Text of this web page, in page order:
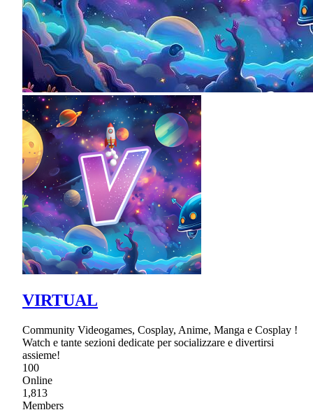
VIRTUAL
Community Videogames, Cosplay, Anime, Manga e Cosplay !
Watch e tante sezioni dedicate per socializzare e divertirsi
assieme!
100
Online
1,813
Members